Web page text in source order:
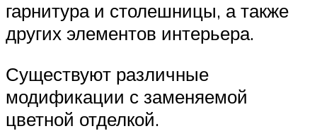
гарнитура и столешницы, а также
других элементов интерьера.
Существуют различные
модификации с заменяемой
цветной отделкой.